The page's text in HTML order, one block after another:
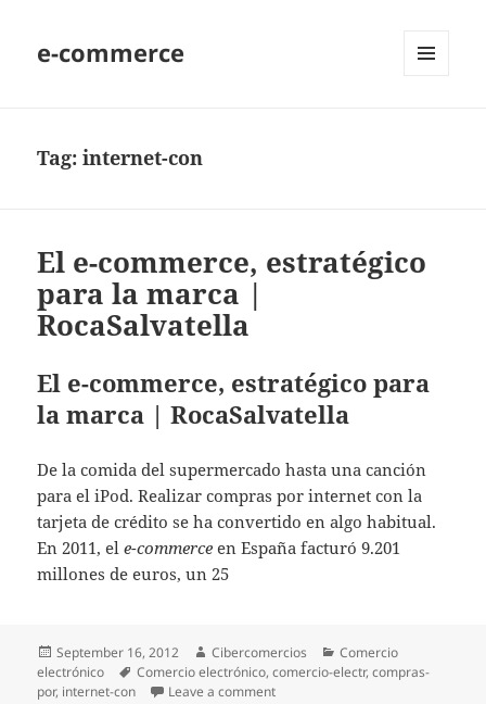
e-commerce
Tag:internet-con
El e-commerce, estratégico
para la marca |
RocaSalvatella
El e-commerce, estratégico para
la marca | RocaSalvatella
De la comida del supermercado hasta una canción
para el iPod. Realizar compras por internet con la
tarjeta de crédito se ha convertido en algo habitual.
En 2011, ele-commerce en España facturó 9.201
millones de euros, un 25
Posted
on
September 16, 2012 Author
Cibercomercios Categories
Comercio
electrónico
Tags
Comercio electrónico,comercio-electr,compras-
por, internet-con Leave a comment